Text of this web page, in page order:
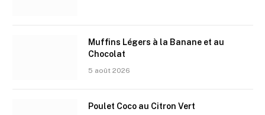
Muffins Légers à la Banane et au
Chocolat
5 août 2026
Poulet Coco au Citron Vert